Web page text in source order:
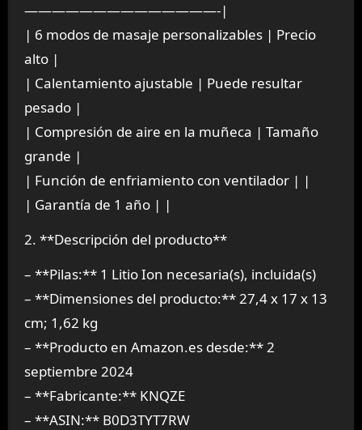
——————————————-|
| 6 modos de masaje personalizables | Precio
alto |
| Calentamiento ajustable | Puede resultar
pesado |
| Compresión de aire en la muñeca | Tamaño
grande |
| Función de enfriamiento con ventilador | |
| Garantía de 1 año | |
2. **Descripción del producto**
– **Pilas:** 1 Litio Ion necesaria(s), incluida(s)
– **Dimensiones del producto:** 27,4 x 17 x 13
cm; 1,62 kg
– **Producto en Amazon.es desde:** 2
septiembre 2024
– **Fabricante:** KNQZE
– **ASIN:** B0D3TYT7RW